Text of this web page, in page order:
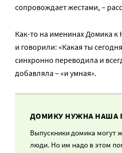
сопровождает жестами, –
Как-то на именинах Домика к
и говорили: «Какая ты
синхронно переводила и
добавляла – «и умная».
ДОМИКУ НУЖНА НАША
Выпускники домика могут
люди. Но им надо в этом